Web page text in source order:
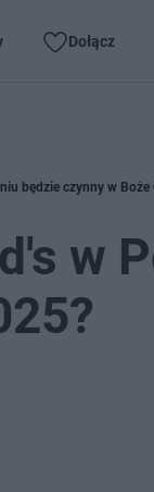
Dołącz
będzie czynny w Boże
w